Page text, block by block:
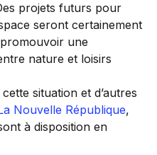
projets futurs pour
seront certainement
une
nature et loisirs
situation et d’autres
Nouvelle République,
à disposition en